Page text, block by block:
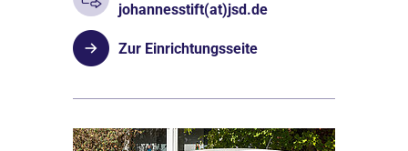
johannesstift(at)jsd.de
Zur Einrichtungsseite